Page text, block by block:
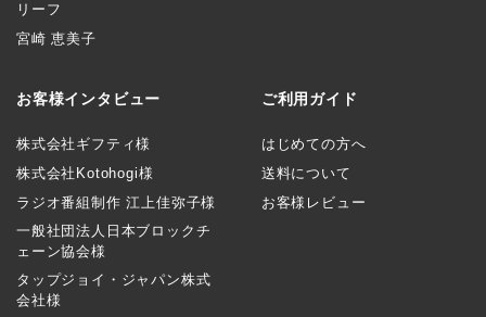
リーフ
宮崎 恵美子
お客様インタビュー
株式会社ギフティ様
株式会社Kotohogi様
ラジオ番組制作 江上佳弥子様
一般社団法人日本ブロックチ
ェーン協会様
タップジョイ・ジャパン株式
会社様
ご利用ガイド
はじめての方へ
送料について
お客様レビュー